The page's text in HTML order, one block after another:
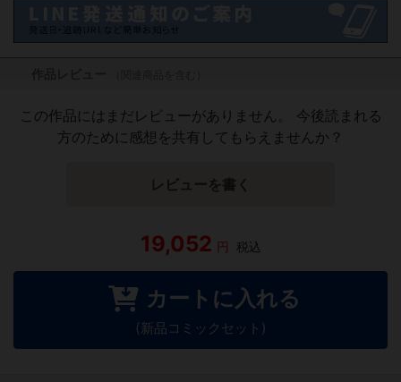
この作品にはまだレビューがありません。 今後読まれる
方のために感想を共有してもらえませんか？
レビューを書く
19,052 円 税込
カートに入れる
(新品コミックセット)